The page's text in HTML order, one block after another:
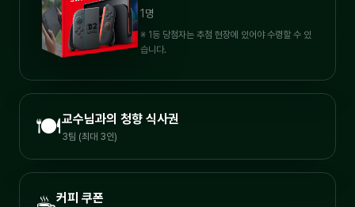
1명
※ 1등 당첨자는 추첨 현장에 있어야 수령할 수 있
습니다.
🍽️교수님과의 청향 식사권
3팀 (최대 3인)
커피 쿠폰